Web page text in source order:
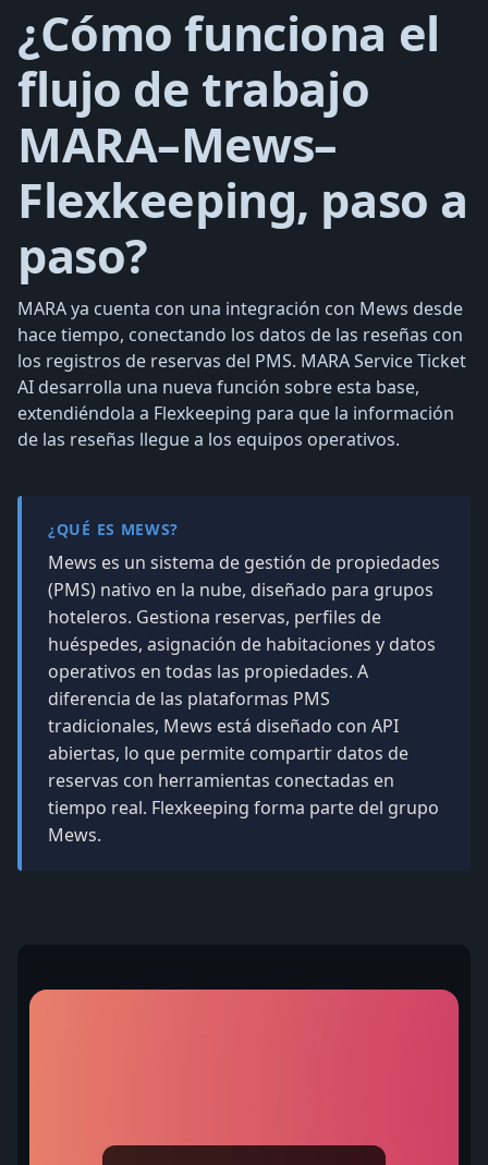
¿Cómo funciona el
flujo de trabajo
MARA–Mews–
Flexkeeping, paso a
paso?
MARA ya cuenta con una integración con Mews desde
hace tiempo, conectando los datos de las reseñas con
los registros de reservas del PMS. MARA Service Ticket
AI desarrolla una nueva función sobre esta base,
extendiéndola a Flexkeeping para que la información
de las reseñas llegue a los equipos operativos.
¿QUÉ ES MEWS?
Mews es un sistema de gestión de propiedades
(PMS) nativo en la nube, diseñado para grupos
hoteleros. Gestiona reservas, perfiles de
huéspedes, asignación de habitaciones y datos
operativos en todas las propiedades. A
diferencia de las plataformas PMS
tradicionales, Mews está diseñado con API
abiertas, lo que permite compartir datos de
reservas con herramientas conectadas en
tiempo real. Flexkeeping forma parte del grupo
Mews.